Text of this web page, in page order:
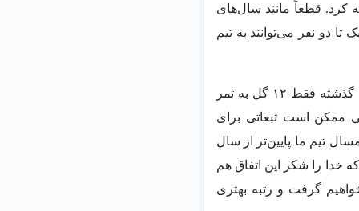
کرد. قطعاً مانند سال‌های
رو خواهند شد و حتی یک تا دو نفر می‌توانند به تیم
خطیبی در خصوص اینکه پیکان سال گذشته جوان‌ترین تیم لیگ برتر بود و در شرایطی که سال گذشته فقط ۱۲ گل به ثمر
ممکن است تبعاتی برای
تیم ما پایین‌‌تر از سال
خدا را شکر این اتفاق هم
گرفت و رتبه‌ بهتری